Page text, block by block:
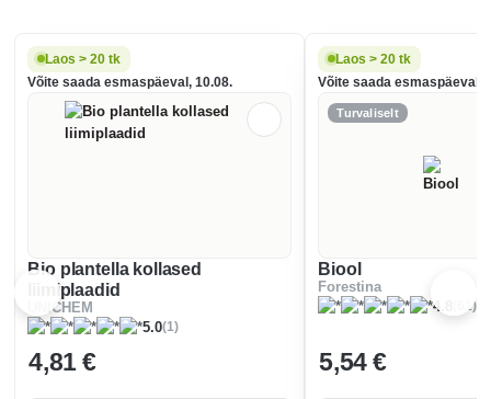
Laos > 20 tk
Võite saada esmaspäeval, 10.08.
Bio plantella kollased
liimiplaadid
UNICHEM
5.0(1)
4,81 €
Laos > 20 tk
Võite saada esmaspäeval,
Turvaliselt
Biool
Forestina
4.8
(61)
5,54 €